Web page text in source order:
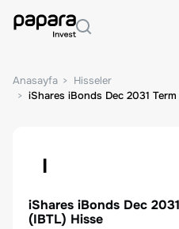
Anasayfa
Hisseler
iShares iBonds Dec 2031
I
iShares iBonds Dec
(IBTL) Hisse